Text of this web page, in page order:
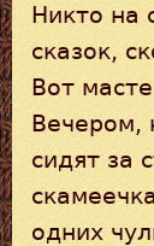
Никто на
сказок,
Вот
Вечером,
сидят за
одних